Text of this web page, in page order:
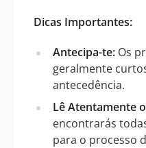
Dicas Importantes:
Antecipa-te: Os
geralmente
antecedência.
Lê Atentamente
encontrarás
para o processo